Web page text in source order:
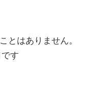
とはありません。
す